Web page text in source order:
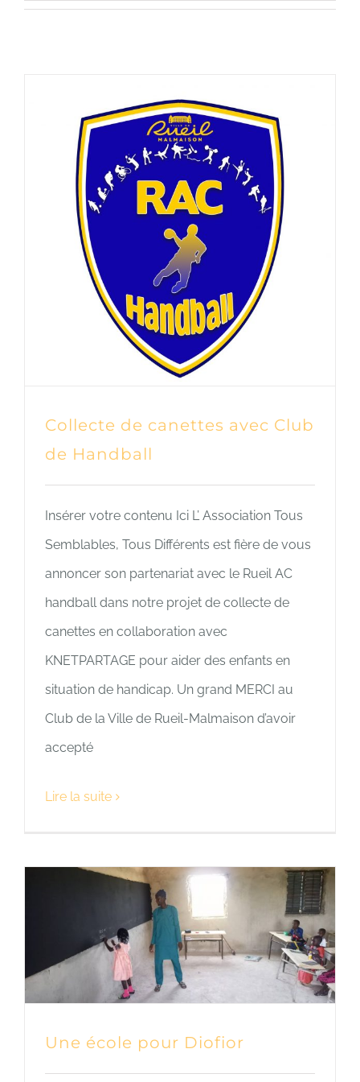
Collecte de canettes avec Club
de Handball
Insérer votre contenu Ici L’ Association Tous
Semblables, Tous Différents est fière de vous
annoncer son partenariat avec le Rueil AC
handball dans notre projet de collecte de
canettes en collaboration avec
KNETPARTAGE pour aider des enfants en
situation de handicap. Un grand MERCI au
Club de la Ville de Rueil-Malmaison d’avoir
accepté
Lire la suite
Une école pour Diofior